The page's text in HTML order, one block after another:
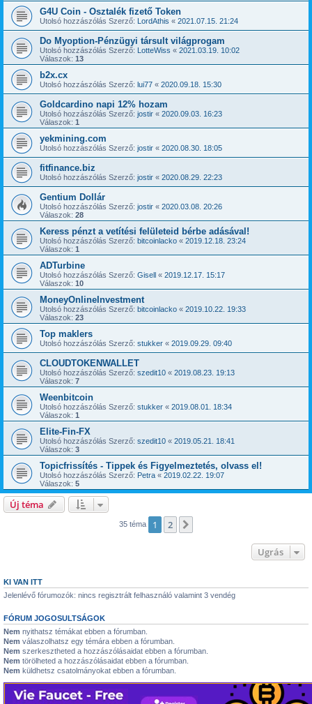
G4U Coin - Osztalék fizető Token
Utolsó hozzászólás Szerző: LordAthis « 2021.07.15. 21:24
Do Myoption-Pénzügyi társult világprogam
Utolsó hozzászólás Szerző: LotteWiss « 2021.03.19. 10:02
Válaszok: 13
b2x.cx
Utolsó hozzászólás Szerző: lui77 « 2020.09.18. 15:30
Goldcardino napi 12% hozam
Utolsó hozzászólás Szerző: jostir « 2020.09.03. 16:23
Válaszok: 1
yekmining.com
Utolsó hozzászólás Szerző: jostir « 2020.08.30. 18:05
fitfinance.biz
Utolsó hozzászólás Szerző: jostir « 2020.08.29. 22:23
Gentium Dollár
Utolsó hozzászólás Szerző: jostir « 2020.03.08. 20:26
Válaszok: 28
Keress pénzt a vetítési felületeid bérbe adásával!
Utolsó hozzászólás Szerző: bitcoinlacko « 2019.12.18. 23:24
Válaszok: 1
ADTurbine
Utolsó hozzászólás Szerző: Gisell « 2019.12.17. 15:17
Válaszok: 10
MoneyOnlineInvestment
Utolsó hozzászólás Szerző: bitcoinlacko « 2019.10.22. 19:33
Válaszok: 23
Top maklers
Utolsó hozzászólás Szerző: stukker « 2019.09.29. 09:40
CLOUDTOKENWALLET
Utolsó hozzászólás Szerző: szedit10 « 2019.08.23. 19:13
Válaszok: 7
Weenbitcoin
Utolsó hozzászólás Szerző: stukker « 2019.08.01. 18:34
Válaszok: 1
Elite-Fin-FX
Utolsó hozzászólás Szerző: szedit10 « 2019.05.21. 18:41
Válaszok: 3
Topicfrissítés - Tippek és Figyelmeztetés, olvass el!
Utolsó hozzászólás Szerző: Petra « 2019.02.22. 19:07
Válaszok: 5
Új téma
35 téma 1 2
Ugrás
KI VAN ITT
Jelenlévő fórumozók: nincs regisztrált felhasználó valamint 3 vendég
FÓRUM JOGOSULTSÁGOK
Nem nyithatsz témákat ebben a fórumban.
Nem válaszolhatsz egy témára ebben a fórumban.
Nem szerkesztheted a hozzászólásaidat ebben a fórumban.
Nem törölheted a hozzászólásaidat ebben a fórumban.
Nem küldhetsz csatolmányokat ebben a fórumban.